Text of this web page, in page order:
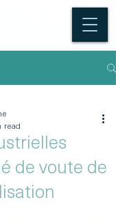
de voute de
read